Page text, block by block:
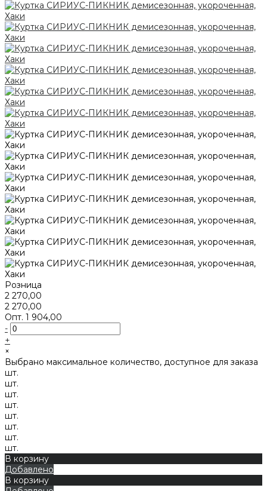
Розница
2 270,00
2 270,00
Опт. 1 904,00
-
+
×
Выбрано максимальное количество, доступное для заказа
шт.
шт.
шт.
шт.
шт.
шт.
шт.
шт.
В корзину
Добавлено
В корзину